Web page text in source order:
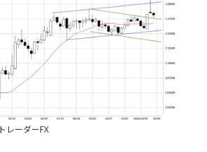
レーダーFX